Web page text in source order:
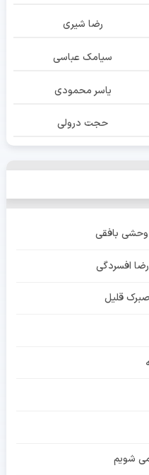
رضا شیری
سیامک عباسی
یاسر محمودی
حجت درولی
وحشی بافقی
افسردگی
قلیل
می شویم